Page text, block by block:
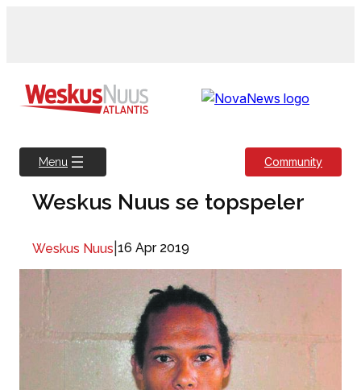
Menu Community
Weskus Nuus se topspeler
Weskus Nuus 16 Apr 2019